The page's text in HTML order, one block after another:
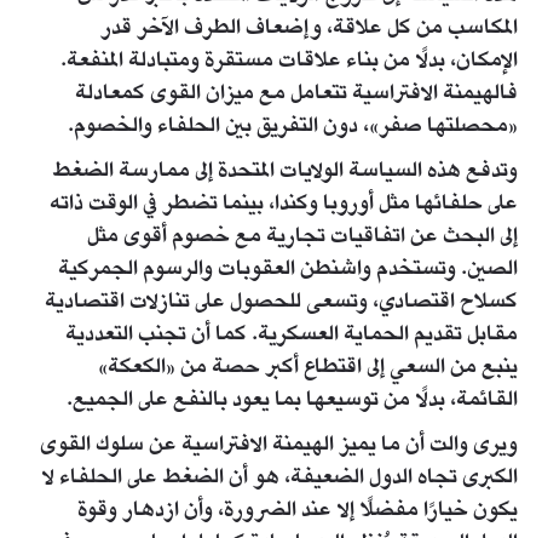
المكاسب من كل علاقة، وإضعاف الطرف الآخر قدر
الإمكان، بدلًا من بناء علاقات مستقرة ومتبادلة المنفعة.
فالهيمنة الافتراسية تتعامل مع ميزان القوى كمعادلة
«محصلتها صفر»، دون التفريق بين الحلفاء والخصوم.
وتدفع هذه السياسة الولايات المتحدة إلى ممارسة الضغط
على حلفائها مثل أوروبا وكندا، بينما تضطر في الوقت ذاته
إلى البحث عن اتفاقيات تجارية مع خصوم أقوى مثل
الصين. وتستخدم واشنطن العقوبات والرسوم الجمركية
كسلاح اقتصادي، وتسعى للحصول على تنازلات اقتصادية
مقابل تقديم الحماية العسكرية. كما أن تجنب التعددية
ينبع من السعي إلى اقتطاع أكبر حصة من «الكعكة»
القائمة، بدلًا من توسيعها بما يعود بالنفع على الجميع.
ويرى والت أن ما يميز الهيمنة الافتراسية عن سلوك القوى
الكبرى تجاه الدول الضعيفة، هو أن الضغط على الحلفاء لا
يكون خيارًا مفضلًا إلا عند الضرورة، وأن ازدهار وقوة